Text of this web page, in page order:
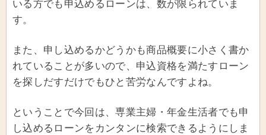
いる方でも申込めるローンは、数が限られていま
す。
また、申し込めるかどうかも商品概要に小さく書か
れていることが多いので、申込資格を満たすローン
を探しだすだけでもひと苦労なんですよね。
ということで今回は、専業主婦・年金生活者でも申
し込めるローンをカンタンに検索できるようにしま